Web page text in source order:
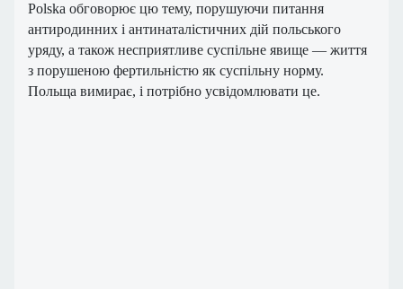
Polska обговорює цю тему, порушуючи питання
антиродинних і антинаталістичних дій польського
уряду, а також несприятливе суспільне явище — життя
з порушеною фертильністю як суспільну норму.
Польща вимирає, і потрібно усвідомлювати це.